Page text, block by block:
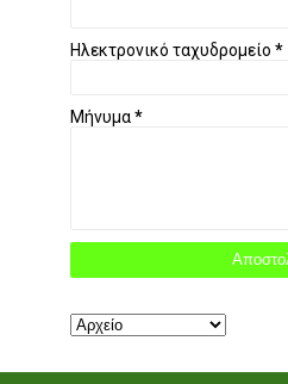
Ηλεκτρονικό ταχυδρομείο *
Μήνυμα*